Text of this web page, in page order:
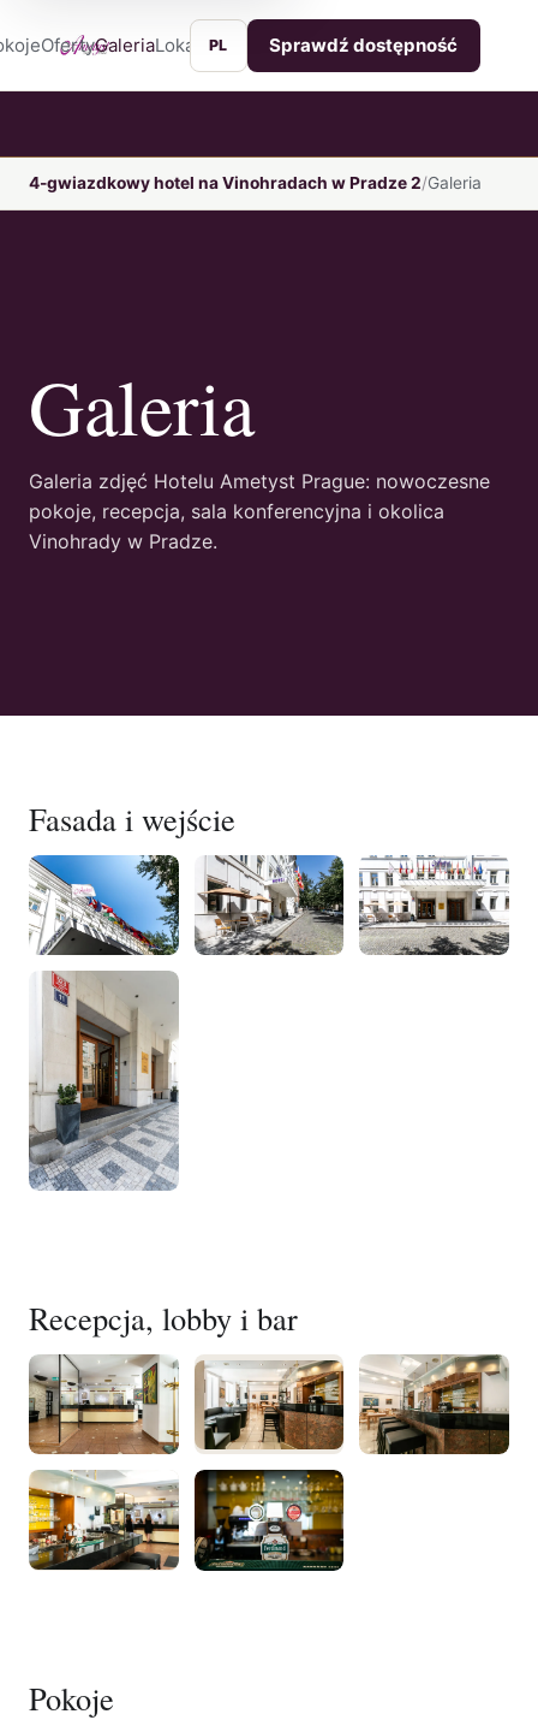
OfertyGaleriaLokalizacja UsługiKontakt
PL Sprawdź dostępność
4-gwiazdkowy hotel na Vinohradach w Pradze 2 Galeria
Galeria
Galeria zdjęć Hotelu Ametyst Prague: nowoczesne
pokoje, recepcja, sala konferencyjna i okolica
Vinohrady w Pradze.
Fasada i wejście
Recepcja, lobby i bar
Pokoje